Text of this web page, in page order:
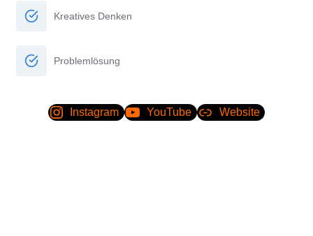
Kreatives Denken
Problemlösung
Instagram YouTube Website